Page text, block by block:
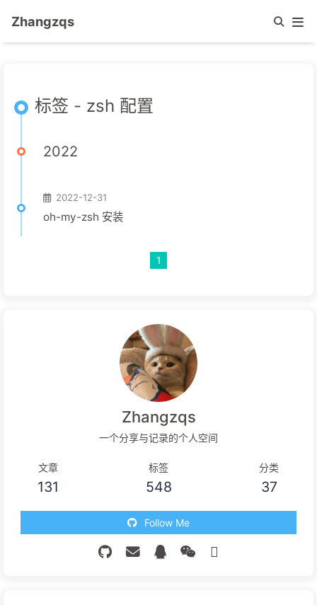
Zhangzqs
标签 - zsh 配置
2022
2022-12-31
oh-my-zsh 安装
1
Zhangzqs
一个分享与记录的个人空间
文章
131
标签
548
分类
37
Follow Me